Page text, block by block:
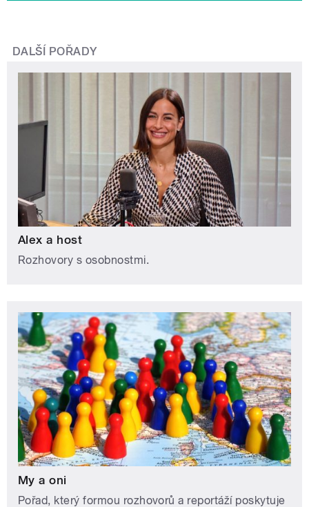
DALŠÍ POŘADY
Alex a host
Rozhovory s osobnostmi.
My a oni
Pořad, který formou rozhovorů a reportáží poskytuje